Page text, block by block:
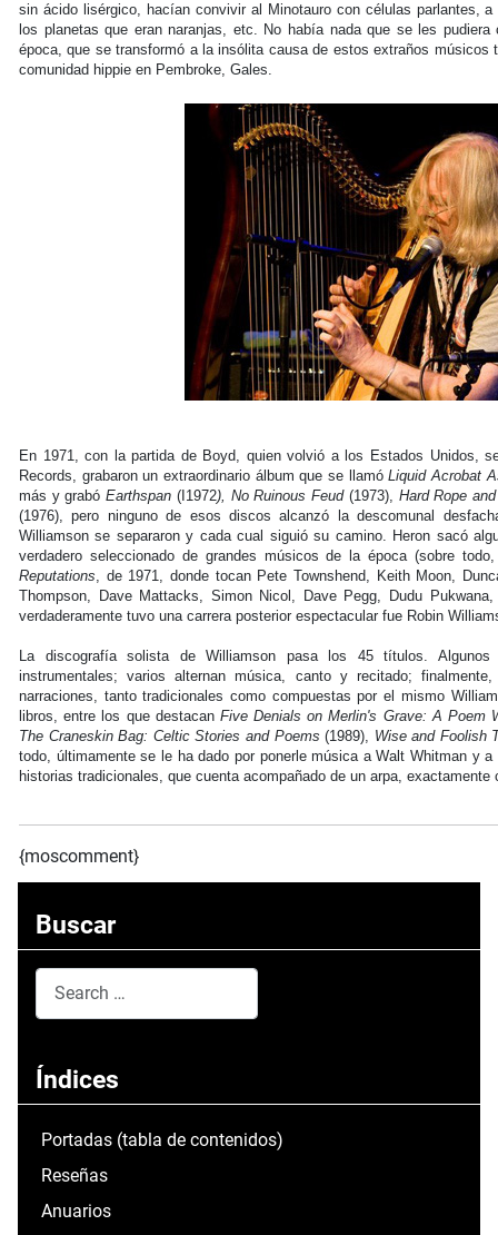
sin ácido lisérgico, hacían convivir al Minotauro con células parlantes,
los planetas que eran naranjas, etc. No había nada que se les
época, que se transformó a la insólita causa de estos extraños músicos
comunidad hippie en Pembroke, Gales.
En 1971, con la partida de Boyd, quien volvió a los Estados Unidos,
Records, grabaron un extraordinario álbum que se llamóLiquid Acrobat
más y grabóEarthspan (I1972), No Ruinous Feud(1973), Hard Rope
(1976), pero ninguno de esos discos alcanzó la descomunal
Williamson se separaron y cada cual siguió su camino. Heron sacó
verdadero seleccionado de grandes músicos de la época (sobre
Reputations, de 1971, donde tocan Pete Townshend, Keith Moon,
Thompson, Dave Mattacks, Simon Nicol, Dave Pegg, Dudu
verdaderamente tuvo una carrera posterior espectacular fue Robin
La discografía solista de Williamson pasa los 45 títulos.
instrumentales; varios alternan música, canto y recitado;
narraciones, tanto tradicionales como compuestas por el mismo
libros, entre los que destacan Five Denials on Merlin's Grave: A Poem
The Craneskin Bag: Celtic Stories and Poems (1989), Wise and Foolish
todo, últimamente se le ha dado por ponerle música a Walt Whitman y
historias tradicionales, que cuenta acompañado de un arpa,
{moscomment}
Buscar
Índices
Portadas (tabla de contenidos)
Reseñas
Anuarios